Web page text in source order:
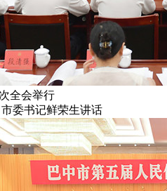
全会举行
委书记鲜荣生讲话